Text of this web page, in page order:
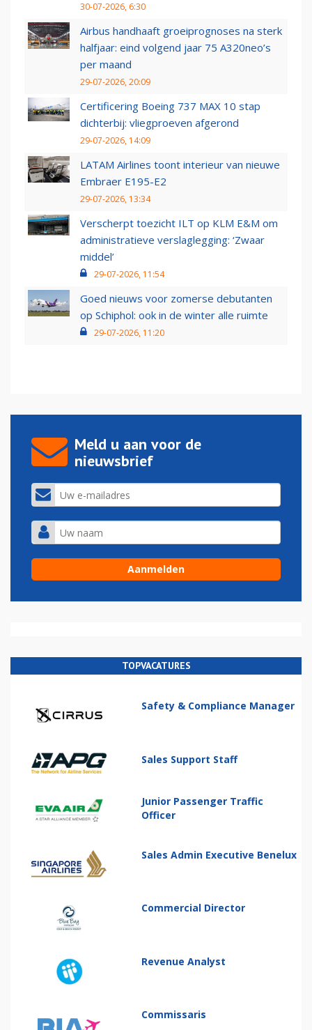
30-07-2026, 6:30
Airbus handhaaft groeiprognoses na sterk
halfjaar: eind volgend jaar 75 A320neo’s
per maand
29-07-2026, 20:09
Certificering Boeing 737 MAX 10 stap
dichterbij: vliegproeven afgerond
29-07-2026, 14:09
LATAM Airlines toont interieur van nieuwe
Embraer E195-E2
29-07-2026, 13:34
Verscherpt toezicht ILT op KLM E&M om
administratieve verslaglegging: ‘Zwaar
middel’
29-07-2026, 11:54
Goed nieuws voor zomerse debutanten
op Schiphol: ook in de winter alle ruimte
29-07-2026, 11:20
Meld u aan voor de
nieuwsbrief
TOPVACATURES
Safety & Compliance Manager
Sales Support Staff
Junior Passenger Traffic
Officer
Sales Admin Executive Benelux
Commercial Director
Revenue Analyst
Commissaris